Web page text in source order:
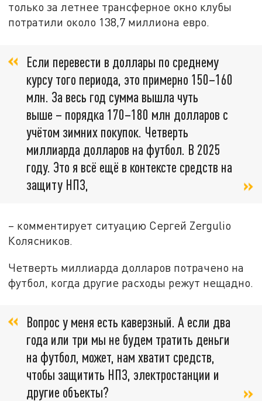
только за летнее трансферное окно клубы
потратили около 138,7 миллиона евро.
Если перевести в доллары по среднему
курсу того периода, это примерно 150–160
млн. За весь год сумма вышла чуть
выше – порядка 170–180 млн долларов с
учётом зимних покупок. Четверть
миллиарда долларов на футбол. В 2025
году. Это я всё ещё в контексте средств на
защиту НПЗ,
– комментирует ситуацию Сергей Zergulio
Колясников.
Четверть миллиарда долларов потрачено на
футбол, когда другие расходы режут нещадно.
Вопрос у меня есть каверзный. А если два
года или три мы не будем тратить деньги
на футбол, может, нам хватит средств,
чтобы защитить НПЗ, электростанции и
другие объекты?